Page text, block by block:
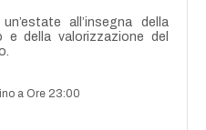
all’insegna della
e della valorizzazione del
a Ore 23:00